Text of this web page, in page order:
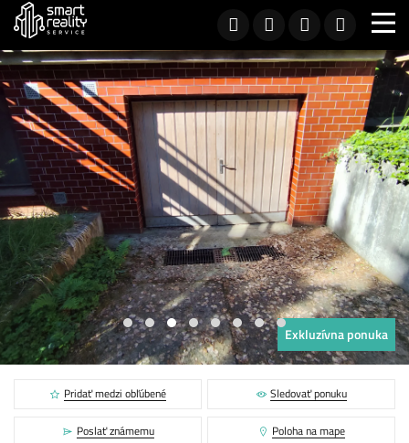
Exkluzívna ponuka
Pridať medzi obľúbené Sledovať ponuku
Poslať známemu Poloha na mape